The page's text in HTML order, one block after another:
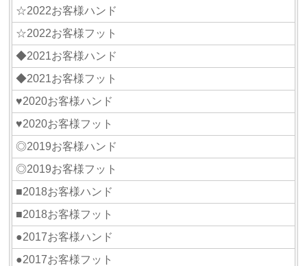
☆2022お客様ハンド
☆2022お客様フット
◆2021お客様ハンド
◆2021お客様フット
♥2020お客様ハンド
♥2020お客様フット
◎2019お客様ハンド
◎2019お客様フット
■2018お客様ハンド
■2018お客様フット
●2017お客様ハンド
●2017お客様フット